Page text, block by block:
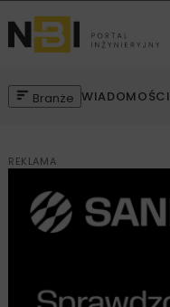
Branże WIADOMOŚCI
REKLAMA